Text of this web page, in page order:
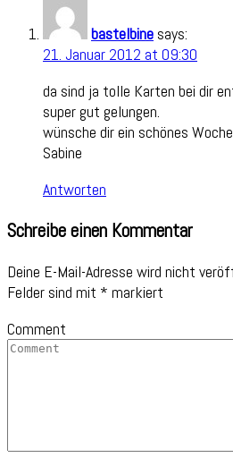
bastelbine says:
21. Januar 2012 at 09:30
da sind ja tolle Karten bei dir
super gut gelungen.
wünsche dir ein schönes
Sabine
Antworten
Schreibe einen Kommentar
Deine E-Mail-Adresse wird nicht
Felder sind mit * markiert
Comment